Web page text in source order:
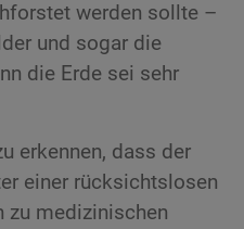
werden sollte –
und sogar die
die Erde sei sehr
erkennen, dass der
einer rücksichtslosen
zu medizinischen